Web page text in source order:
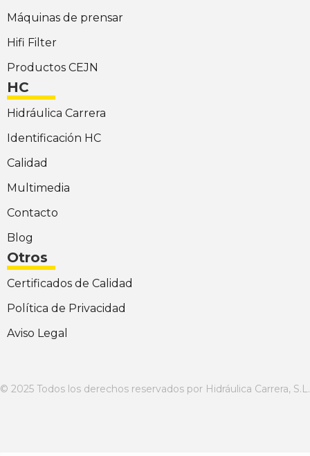
Máquinas de prensar
Hifi Filter
Productos CEJN
HC
Hidráulica Carrera
Identificación HC
Calidad
Multimedia
Contacto
Blog
Otros
Certificados de Calidad
Política de Privacidad
Aviso Legal
© 2025 Todos los derechos reservados por Hidráulica Carrera, S.L.